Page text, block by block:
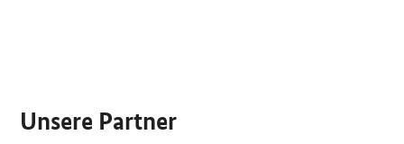
Unsere Partner